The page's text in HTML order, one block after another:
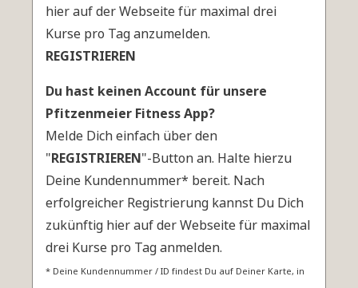
hier auf der Webseite für maximal drei
Kurse pro Tag anzumelden.
REGISTRIEREN
Du hast keinen Account für unsere
Pfitzenmeier Fitness App?
Melde Dich einfach über den
"REGISTRIEREN"-Button an. Halte hierzu
Deine Kundennummer* bereit. Nach
erfolgreicher Registrierung kannst Du Dich
zukünftig hier auf der Webseite für maximal
drei Kurse pro Tag anmelden.
* Deine Kundennummer / ID findest Du auf Deiner Karte, in